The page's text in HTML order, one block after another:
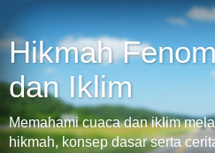
Hikmah
dan Iklim
Memahami cuaca dan iklim
hikmah, konsep dasar serta